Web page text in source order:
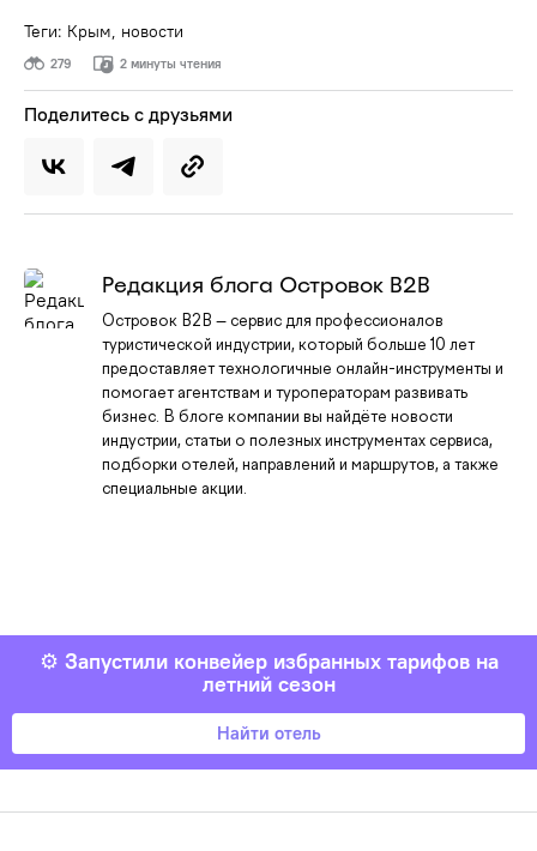
Теги: Крым новости
279 2 минуты чтения
Поделитесь с друзьями
Редакция блога Островок B2B
Островок B2B — сервис для профессионалов
туристической индустрии, который больше 10 лет
предоставляет технологичные онлайн-инструменты и
помогает агентствам и туроператорам развивать
бизнес. В блоге компании вы найдёте новости
индустрии, статьи о полезных инструментах сервиса,
подборки отелей, направлений и маршрутов, а также
специальные акции.
⚙️ Запустили конвейер избранных тарифов на
летний сезон
Найти отель